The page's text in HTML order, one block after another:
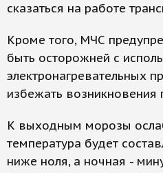
сказаться на работе
Кроме того, МЧС
быть осторожней с
электронагревательных
избежать возникновения
К выходным морозы
температура будет
ниже ноля, а ночная -